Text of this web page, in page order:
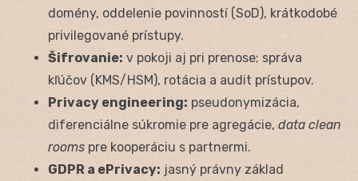
domény, oddelenie povinností (SoD), krátkodobé
privilegované prístupy.
Šifrovanie: v pokoji aj pri prenose; správa
kľúčov (KMS/HSM), rotácia a audit prístupov.
Privacy engineering: pseudonymizácia,
diferenciálne súkromie pre agregácie, data clean
rooms pre kooperáciu s partnermi.
GDPR a ePrivacy: jasný právny základ